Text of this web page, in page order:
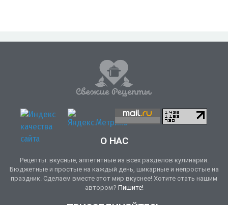
О НАС
Рецепты: вкусные, аппетитные из всех разделов кулинарии.
Бюджетные и простые на каждый день, шикарные и непростые на
праздник. Сделаем вместе этот мир вкуснее! Хотите стать нашим
автором? Пишите!